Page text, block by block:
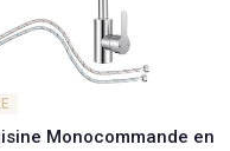
Monocommande en